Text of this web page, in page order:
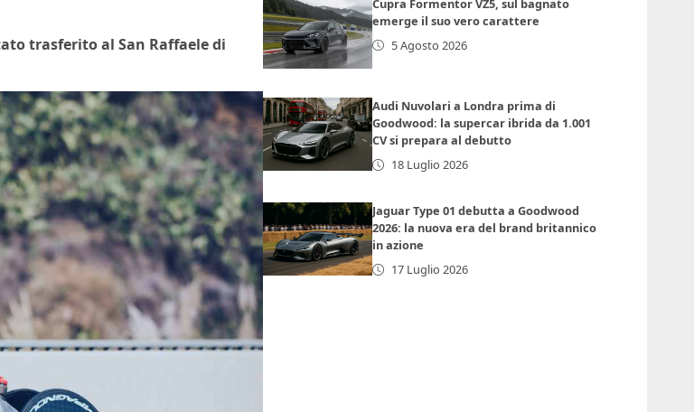
trasferito al San Raffaele di
Cupra Formentor VZ5, sul bagnato
emerge il suo vero carattere
5 Agosto 2026
Audi Nuvolari a Londra prima di
Goodwood: la supercar ibrida da 1.001
CV si prepara al debutto
18 Luglio 2026
Jaguar Type 01 debutta a Goodwood
2026: la nuova era del brand britannico
in azione
17 Luglio 2026